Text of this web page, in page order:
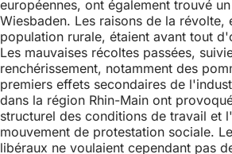
e
s
i
c
i
:
européennes, ont également trouvé
Wiesbaden. Les raisons de la révolte,
population rurale, étaient avant tout
Les mauvaises récoltes passées,
renchérissement, notamment des
premiers effets secondaires de
dans la région Rhin-Main ont
structurel des conditions de travail et
mouvement de protestation sociale.
libéraux ne voulaient cependant pas